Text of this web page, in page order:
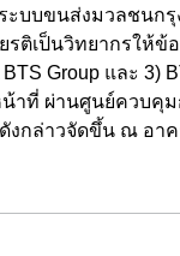
ะบบขนส่งมวลชนก
รติเป็นวิทยากรให้
Group และ 3)
าที่ ผ่านศูนย์ควบคุ
งกล่าวจัดขึ้น ณ อา